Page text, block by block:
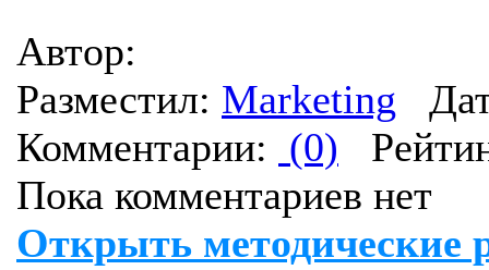
Автор:
Разместил: Marketing
Комментарии: (0)
Пока комментариев нет
Открыть методические